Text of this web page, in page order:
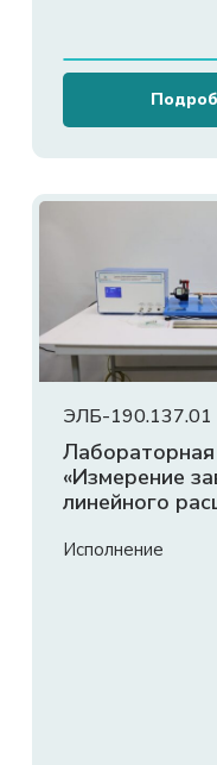
ЭЛБ-190.137.01
Лабораторная
«Измерение
линейного
температуры»
Исполнение